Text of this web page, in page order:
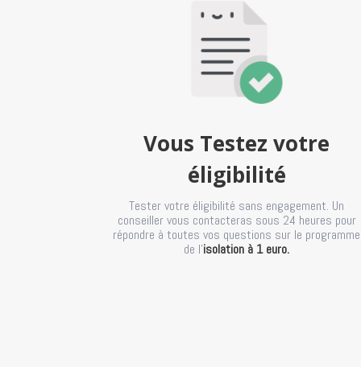
Vous Testez votre
éligibilité
Tester votre éligibilité sans engagement. Un
conseiller vous contacteras sous 24 heures pour
répondre à toutes vos questions sur le programme
de l’isolation à 1 euro.